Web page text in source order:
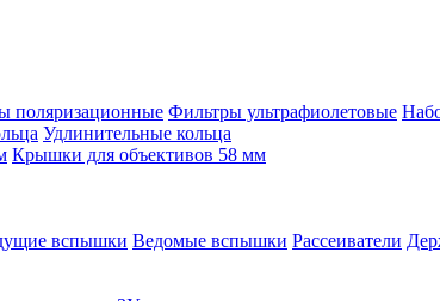
поляризационные Фильтры ультрафиолетовые
Удлинительные кольца
Крышки для объективов 58 мм
вспышки Ведомые вспышки Рассеиватели